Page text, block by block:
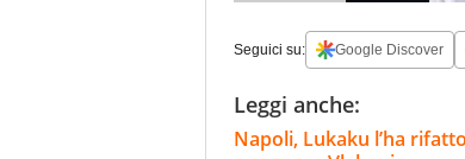
Seguici su: Google Discover
Leggi anche:
Napoli, Lukaku l’ha